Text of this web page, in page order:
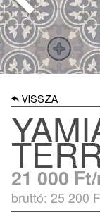
VISSZA
21 000
bruttó: 25 200